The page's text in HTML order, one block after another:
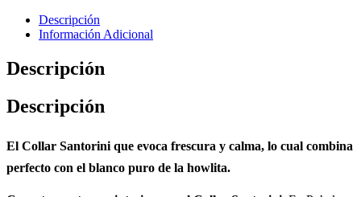
Descripción
Información Adicional
Descripción
Descripción
El Collar Santorini que evoca frescura y calma, lo cual combina
perfecto con el blanco puro de la howlita.